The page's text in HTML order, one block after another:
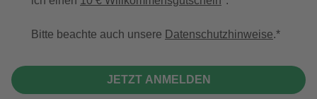
Bitte beachte auch unsere Datenschutzhinweise.
JETZT ANMELDEN